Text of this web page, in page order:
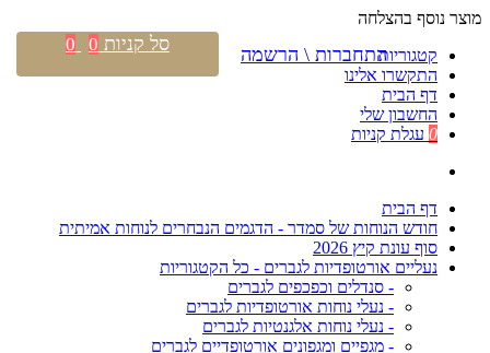
מוצר נוסף בהצלחה
קטגוריות
התקשרו אלינו
דף הבית
החשבון שלי
0 עגלת קניות
דף הבית
חודש הנוחות של סמדר - הדגמים הנבחרים לנוחות אמיתית
סוף עונת קיץ 2026
נעליים אורטופדיות לגברים - כל הקטגוריות
- סנדלים וכפכפים לגברים
- נעלי נוחות אורטופדיות לגברים
- נעלי נוחות אלגנטיות לגברים
- מגפיים ומגפונים אורטופדיים לגברים
התחברות \ הרשמה סל קניות 0
0